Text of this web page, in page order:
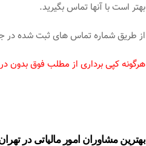
بهتر است با آنها تماس بگیرید.
از طریق شماره تماس های ثبت شده در
هرگونه کپی برداری از مطلب فوق بدون
بهترین مشاوران امور مالیاتی در